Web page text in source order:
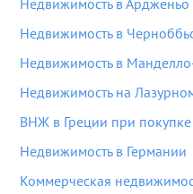
Недвижимость в Ардженьо
Недвижимость в
Недвижимость в
Недвижимость на
ВНЖ в Греции при
Недвижимость в Германии
Коммерческая